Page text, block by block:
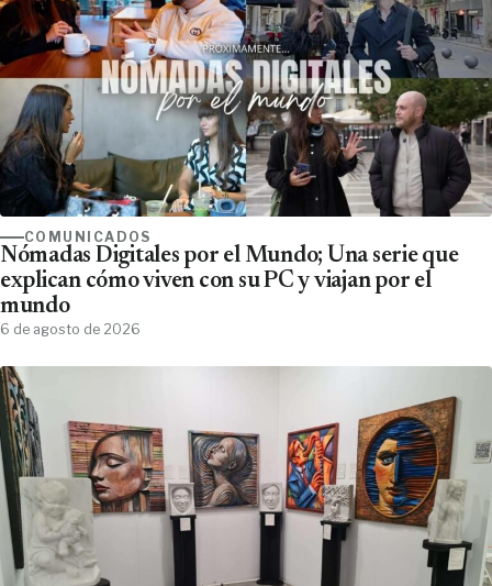
COMUNICADOS
Nómadas Digitales por el Mundo; Una serie que
explican cómo viven con su PC y viajan por el
mundo
6 de agosto de 2026